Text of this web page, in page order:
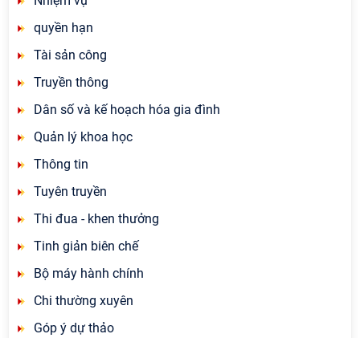
quyền hạn
Tài sản công
Truyền thông
Dân số và kế hoạch hóa gia đình
Quản lý khoa học
Thông tin
Tuyên truyền
Thi đua - khen thưởng
Tinh giản biên chế
Bộ máy hành chính
Chi thường xuyên
Góp ý dự thảo